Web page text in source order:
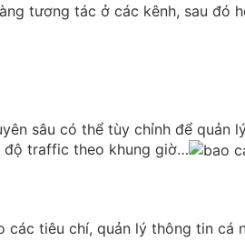
tương tác ở các kênh, sau đó
sâu có thể tùy chỉnh để quản
độ traffic theo khung giờ…
các tiêu chí, quản lý thông tin